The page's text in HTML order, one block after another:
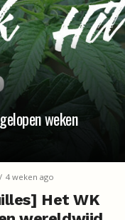
weken
4 weken ago
Het WK